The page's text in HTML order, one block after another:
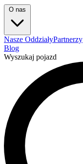
O nas
Nasze OddziałyPartnerzy
Blog
Wyszukaj pojazd